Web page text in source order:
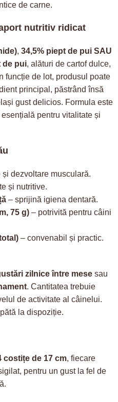
de carne.
nutritiv ridicat
, 34,5% piept de pui SAU
de pui, alături de cartof dulce,
funcție de lot, produsul poate
principal, păstrând însă
gust delicios. Formula este
esențială pentru vitalitate și
dezvoltare musculară.
și nutritive.
– sprijină igiena dentară.
75 g) – potrivită pentru câini
– convenabil și practic.
zilnice între mese sau
. Cantitatea trebuie
de activitate al câinelui.
la dispoziție.
costițe de 17 cm, fiecare
pentru un gust la fel de